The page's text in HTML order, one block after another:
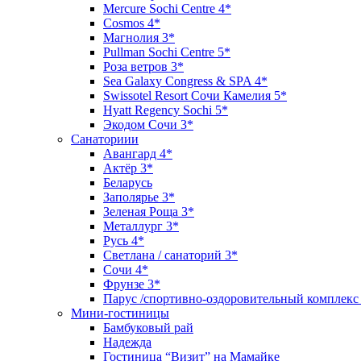
Mercure Sochi Centre 4*
Cosmos 4*
Магнолия 3*
Pullman Sochi Сеntre 5*
Роза ветров 3*
Sea Galaxy Congress & SPA 4*
Swissotel Resort Сочи Камелия 5*
Hyatt Regency Sochi 5*
Экодом Сочи 3*
Санаториии
Авангард 4*
Актёр 3*
Беларусь
Заполярье 3*
Зеленая Роща 3*
Металлург 3*
Русь 4*
Светлана / санаторий 3*
Сочи 4*
Фрунзе 3*
Парус /спортивно-оздоровительный
Мини-гостиницы
Бамбуковый рай
Надежда
Гостиница “Визит” на Мамайке